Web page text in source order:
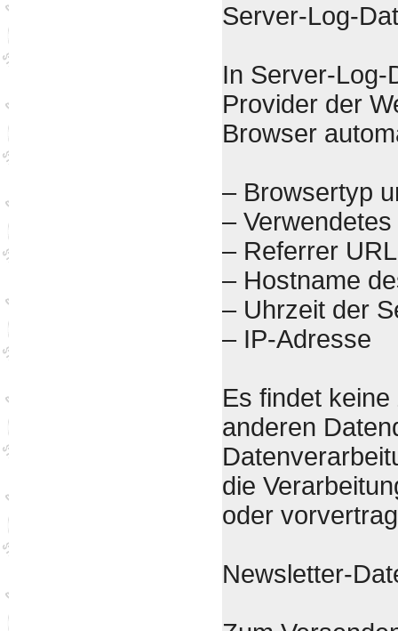
Server-Log-
In Server-Log-
Provider der
Browser
– Browsertyp
–
– Referrer URL
– Hostname
– Uhrzeit der
– IP-Adresse
Es findet
anderen
die
oder
Newsletter-